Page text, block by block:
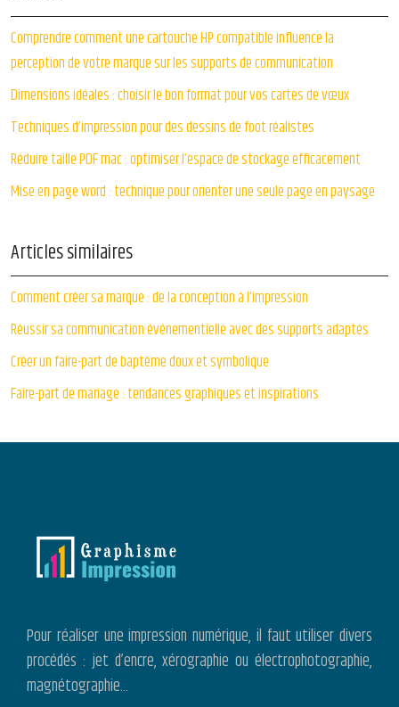
Comprendre comment une cartouche HP compatible influence la
perception de votre marque sur les supports de communication
Dimensions idéales : choisir le bon format pour vos cartes de vœux
Techniques d’impression pour des dessins de foot réalistes
Réduire taille PDF mac : optimiser l’espace de stockage efficacement
Mise en page word : technique pour orienter une seule page en paysage
Articles similaires
Comment créer sa marque : de la conception à l’impression
Réussir sa communication événementielle avec des supports adaptés
Créer un faire-part de baptême doux et symbolique
Faire-part de mariage : tendances graphiques et inspirations
Pour réaliser une impression numérique, il faut utiliser divers
procédés : jet d’encre, xérographie ou électrophotographie,
magnétographie…